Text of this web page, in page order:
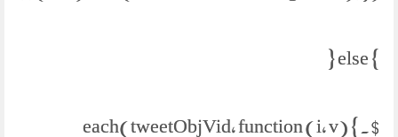
} else {
$.each(tweetObjVid, function (i, v) {